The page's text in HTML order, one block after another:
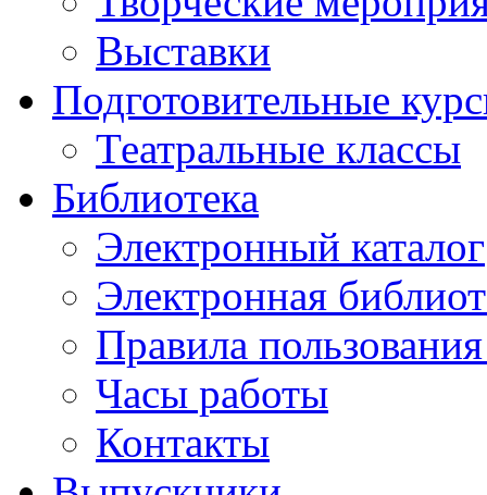
Выставки
Подготовительные
Театральные классы
Библиотека
Электронный каталог
Электронная
Правила
Часы работы
Контакты